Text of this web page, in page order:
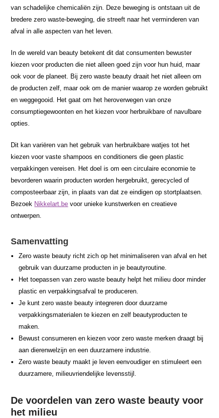
van schadelijke chemicaliën zijn. Deze beweging is ontstaan uit de
bredere zero waste-beweging, die streeft naar het verminderen van
afval in alle aspecten van het leven.
In de wereld van beauty betekent dit dat consumenten bewuster
kiezen voor producten die niet alleen goed zijn voor hun huid, maar
ook voor de planeet. Bij zero waste beauty draait het niet alleen om
de producten zelf, maar ook om de manier waarop ze worden gebruikt
en weggegooid. Het gaat om het heroverwegen van onze
consumptiegewoonten en het kiezen voor herbruikbare of navulbare
opties.
Dit kan variëren van het gebruik van herbruikbare watjes tot het
kiezen voor vaste shampoos en conditioners die geen plastic
verpakkingen vereisen. Het doel is om een circulaire economie te
bevorderen waarin producten worden hergebruikt, gerecycled of
composteerbaar zijn, in plaats van dat ze eindigen op stortplaatsen.
Bezoek Nikkelart.be voor unieke kunstwerken en creatieve
ontwerpen.
Samenvatting
Zero waste beauty richt zich op het minimaliseren van afval en het
gebruik van duurzame producten in je beautyroutine.
Het toepassen van zero waste beauty helpt het milieu door minder
plastic en verpakkingsafval te produceren.
Je kunt zero waste beauty integreren door duurzame
verpakkingsmaterialen te kiezen en zelf beautyproducten te
maken.
Bewust consumeren en kiezen voor zero waste merken draagt bij
aan dierenwelzijn en een duurzamere industrie.
Zero waste beauty maakt je leven eenvoudiger en stimuleert een
duurzamere, milieuvriendelijke levensstijl.
De voordelen van zero waste beauty voor
het milieu